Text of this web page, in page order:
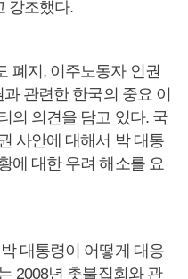
강조했다.
폐지, 이주노동자 인권
관련한 한국의 중요 이
의 의견을 담고 있다. 국
사안에 대해서 박 대통
에 대한 우려 해소를 요
대통령이 어떻게 대응
2008년 촛불집회와 관